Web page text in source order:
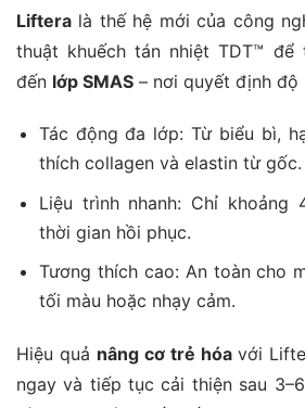
Liftera là thế hệ mới của công
thuật khuếch tán nhiệt TDT™ để
đến lớp SMAS – nơi quyết định độ
Tác động đa lớp: Từ biểu bì,
thích collagen và elastin từ gốc.
Liệu trình nhanh: Chỉ khoảng
thời gian hồi phục.
Tương thích cao: An toàn cho
tối màu hoặc nhạy cảm.
Hiệu quả nâng cơ trẻ hóavới
ngay và tiếp tục cải thiện sau